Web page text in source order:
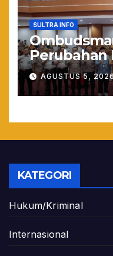
SULTRA INFO
Perubahan
Lewat
AGUSTUS 5,
KATEGORI
Hukum/Kriminal
Internasional